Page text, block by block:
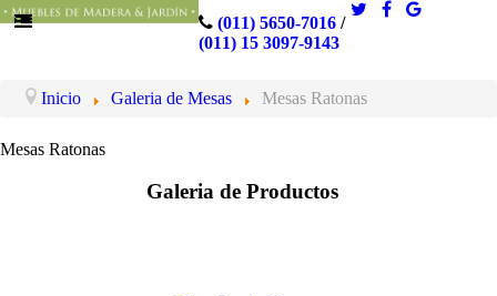
(011) 5650-7016/
(011) 15 3097-9143
Inicio Galeria de Mesas Mesas Ratonas
Mesas Ratonas
Galeria de Productos